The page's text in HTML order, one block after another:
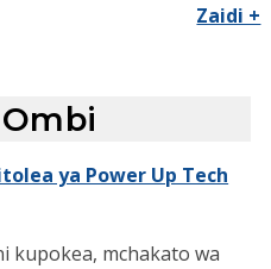
Zaidi +
ya Power Up Tech
kupokea, mchakato wa